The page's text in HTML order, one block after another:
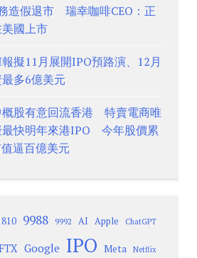
造假退市 瑞幸咖啡CEO：正
國上市
擬11月展開IPO預路演、12月
多6億美元
概股有意回流香港 特賣電商唯
最快明年來港IPO 今年股價累
逼百億美元
9988 9992 AI Apple ChatGPT
Google IPO Meta Netflix